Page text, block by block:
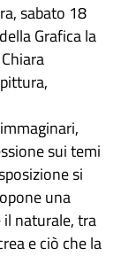
sabato 18
Grafica la
sui temi
si
una
naturale, tra
e ciò che la